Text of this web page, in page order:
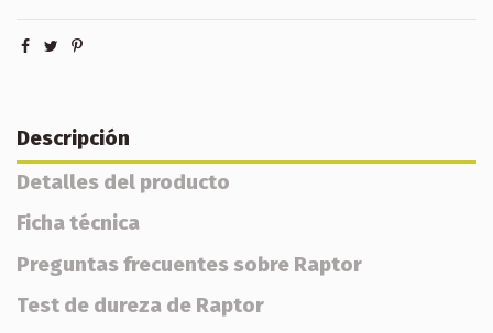
Descripción
Detalles del producto
Ficha técnica
Preguntas frecuentes sobre Raptor
Test de dureza de Raptor